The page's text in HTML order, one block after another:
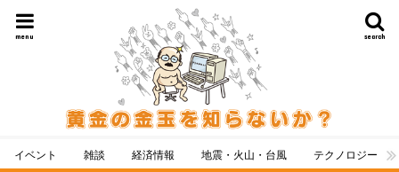
search
menu
イベント 雑談 経済情報 地震・火山・台風 テクノロジー